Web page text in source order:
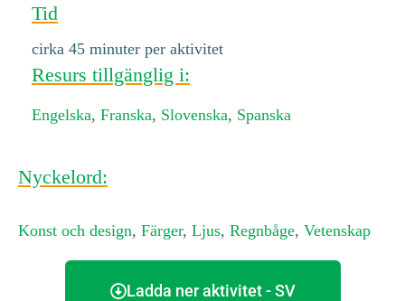
Tid
cirka 45 minuter per aktivitet
Resurs tillgänglig i:
Engelska, Franska, Slovenska, Spanska
Nyckelord:
Konst och design, Färger, Ljus, Regnbåge, Vetenskap
Ladda ner aktivitet - SV